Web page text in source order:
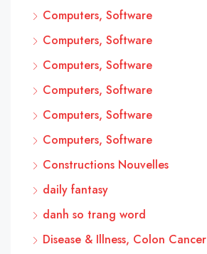
Computers, Software
Computers, Software
Computers, Software
Computers, Software
Computers, Software
Computers, Software
Constructions Nouvelles
daily fantasy
danh so trang word
Disease & Illness, Colon Cancer